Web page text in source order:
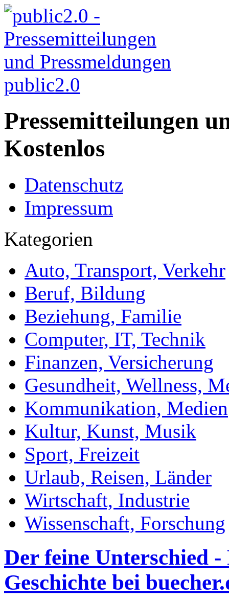
public2.0
Pressemitteilungen
Kostenlos
Datenschutz
Impressum
Kategorien
Auto, Transport, Verkehr
Beruf, Bildung
Beziehung, Familie
Computer, IT, Technik
Finanzen, Versicherung
Gesundheit, Wellness,
Kommunikation, Medien
Kultur, Kunst, Musik
Sport, Freizeit
Urlaub, Reisen, Länder
Wirtschaft, Industrie
Wissenschaft, Forschung
Der feine Unterschied
Geschichte bei